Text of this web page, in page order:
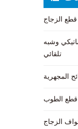
قطع الزجاج
وشبه
تلقائي
المجهرية
قطع الطوب
الزجاج